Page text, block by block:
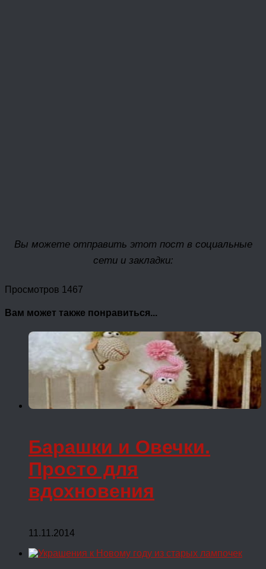
Вы можете отправить этот пост в социальные
сети и закладки:
Просмотров 1467
Вам может также понравиться...
Барашки и Овечки.
Просто для
вдохновения
11.11.2014